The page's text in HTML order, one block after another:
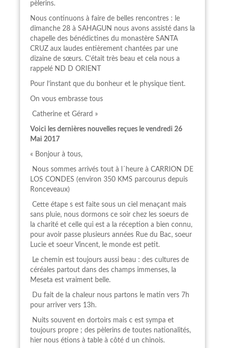
pèlerins.
Nous continuons à faire de belles rencontres : le
dimanche 28 à SAHAGUN nous avons assisté dans la
chapelle des bénédictines du monastère SANTA
CRUZ aux laudes entièrement chantées par une
dizaine de sœurs. C’était très beau et cela nous a
rappelé ND D ORIENT
Pour l’instant que du bonheur et le physique tient.
On vous embrasse tous
Catherine et Gérard »
Voici les dernières nouvelles reçues le vendredi 26
Mai 2017
« Bonjour à tous,
Nous sommes arrivés tout à l´heure à CARRION DE
LOS CONDES (environ 350 KMS parcourus depuis
Ronceveaux)
Cette étape s est faite sous un ciel menaçant mais
sans pluie, nous dormons ce soir chez les soeurs de
la charité et celle qui est a la réception a bien connu,
pour avoir passe plusieurs années Rue du Bac, soeur
Lucie et soeur Vincent, le monde est petit.
Le chemin est toujours aussi beau : des cultures de
céréales partout dans des champs immenses, la
Meseta est vraiment belle.
Du fait de la chaleur nous partons le matin vers 7h
pour arriver vers 13h.
Nuits souvent en dortoirs mais c est sympa et
toujours propre ; des pèlerins de toutes nationalités,
hier nous étions à table à côté d un chinois.